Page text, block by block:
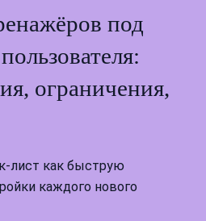
под
ограничения,
лист как быструю
каждого нового